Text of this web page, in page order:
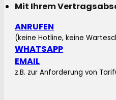
Mit Ihrem
ANRUFEN
(keine Hotline, keine
WHATSAPP
EMAIL
z.B. zur Anforderung von